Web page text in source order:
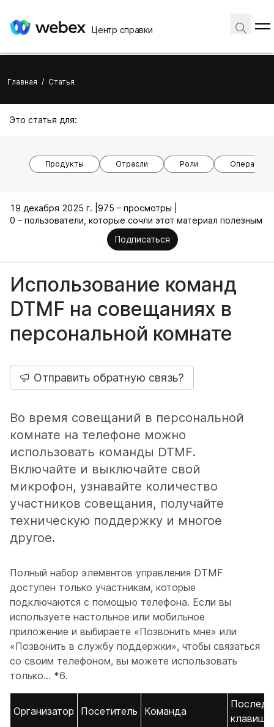
Центр справки
Главная / Статья
Это статья для:
Продукты Отрасли Роли
19 декабря 2025 г. | 975 – просмотры |
0 – пользователи, которые сочли этот материал полезным
Подписаться
Использование команд
DTMF на совещаниях в
персональной комнате
Отправить обратную связь?
Во время совещаний в персональной
комнате на телефоне можно
использовать команды DTMF.
Включайте и выключайте свой
микрофон, узнавайте количество
участников совещания, получайте
техническую поддержку и многое
другое.
Полный набор элементов управления DTMF
доступен только участникам, которые
подключаются с помощью телефона. Если вы
используете настольное или мобильное
приложение и выбираете «Позвонить мне» или
«Позвонить в службу поддержки», чтобы связаться
со своим телефоном, вы можете использовать
только... *6.
Организатор Посетитель Команда
клавиш